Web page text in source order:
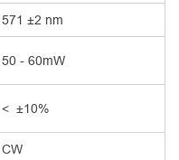
571 ±2 nm
50 - 60mW
< ±10%
CW